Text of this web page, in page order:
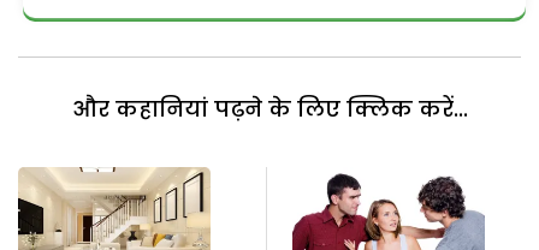
और कहानियां पढ़ने के लिए क्लिक करें...